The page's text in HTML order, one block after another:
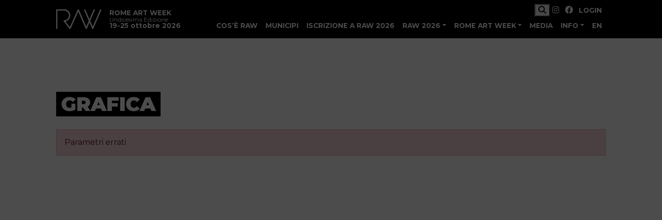
ROME ART WEEK
Undicesima Edizione
19-25 ottobre 2026
LOGIN
COS’È RAW
MUNICIPI ISCRIZIONE A RAW 2026 RAW 2026 ROME ART WEEK MEDIA INFO EN
GRAFICA
Parametri errati